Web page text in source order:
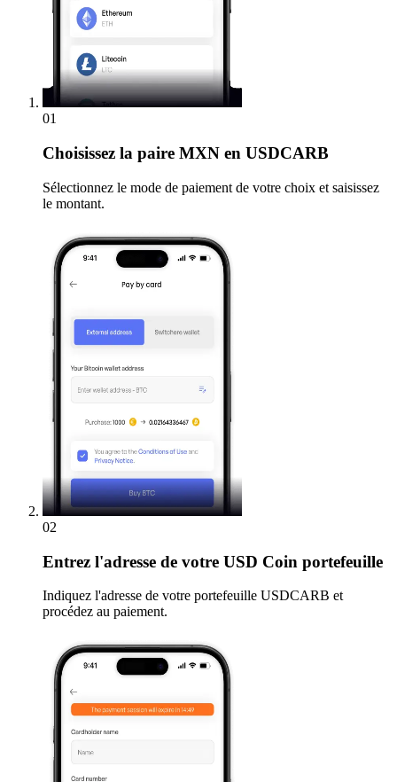
01
Choisissez la paire MXN en USDCARB
Sélectionnez le mode de paiement de votre choix et saisissez
le montant.
02
Entrez l'adresse de votre USD Coin portefeuille
Indiquez l'adresse de votre portefeuille USDCARB et
procédez au paiement.